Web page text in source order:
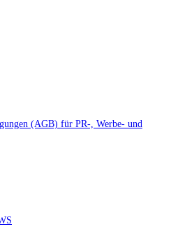
(AGB) für PR-, Werbe- und